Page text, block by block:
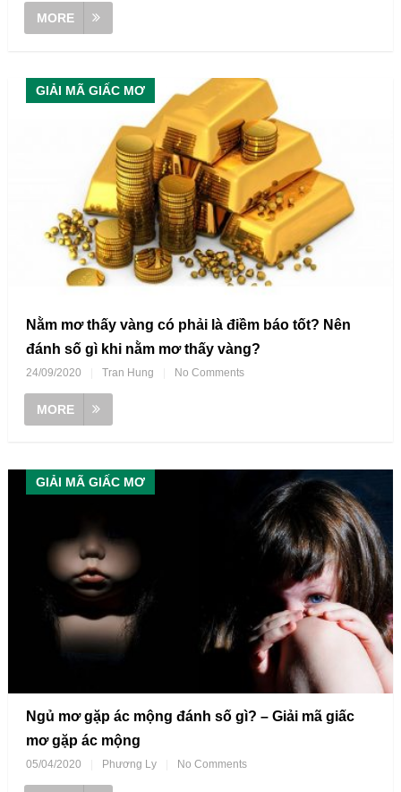
MORE
GIẢI MÃ GIẤC MƠ
Nằm mơ thấy vàng có phải là điềm báo tốt? Nên
đánh số gì khi nằm mơ thấy vàng?
24/09/2020 Tran Hung No Comments
MORE
GIẢI MÃ GIẤC MƠ
Ngủ mơ gặp ác mộng đánh số gì? – Giải mã giấc
mơ gặp ác mộng
05/04/2020 Phương Ly No Comments